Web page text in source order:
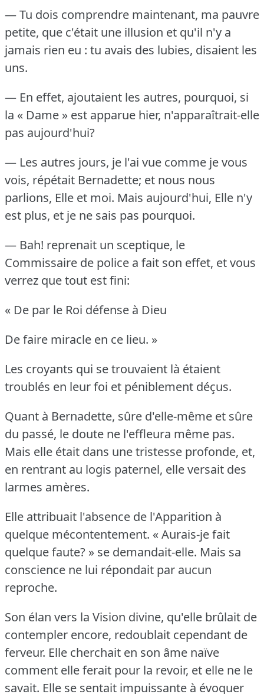
— Tu dois comprendre maintenant, ma pauvre
petite, que c'était une illusion et qu'il n'y a
jamais rien eu : tu avais des lubies, disaient les
uns.
— En effet, ajoutaient les autres, pourquoi, si
la « Dame » est apparue hier, n'apparaîtrait-elle
pas aujourd'hui?
— Les autres jours, je l'ai vue comme je vous
vois, répétait Bernadette; et nous nous
parlions, Elle et moi. Mais aujourd'hui, Elle n'y
est plus, et je ne sais pas pourquoi.
— Bah! reprenait un sceptique, le
Commissaire de police a fait son effet, et vous
verrez que tout est fini:
« De par le Roi défense à Dieu
De faire miracle en ce lieu. »
Les croyants qui se trouvaient là étaient
troublés en leur foi et péniblement déçus.
Quant à Bernadette, sûre d'elle-même et sûre
du passé, le doute ne l'effleura même pas.
Mais elle était dans une tristesse profonde, et,
en rentrant au logis paternel, elle versait des
larmes amères.
Elle attribuait l'absence de l'Apparition à
quelque mécontentement. « Aurais-je fait
quelque faute? » se demandait-elle. Mais sa
conscience ne lui répondait par aucun
reproche.
Son élan vers la Vision divine, qu'elle brûlait de
contempler encore, redoublait cependant de
ferveur. Elle cherchait en son âme naïve
comment elle ferait pour la revoir, et elle ne le
savait. Elle se sentait impuissante à évoquer